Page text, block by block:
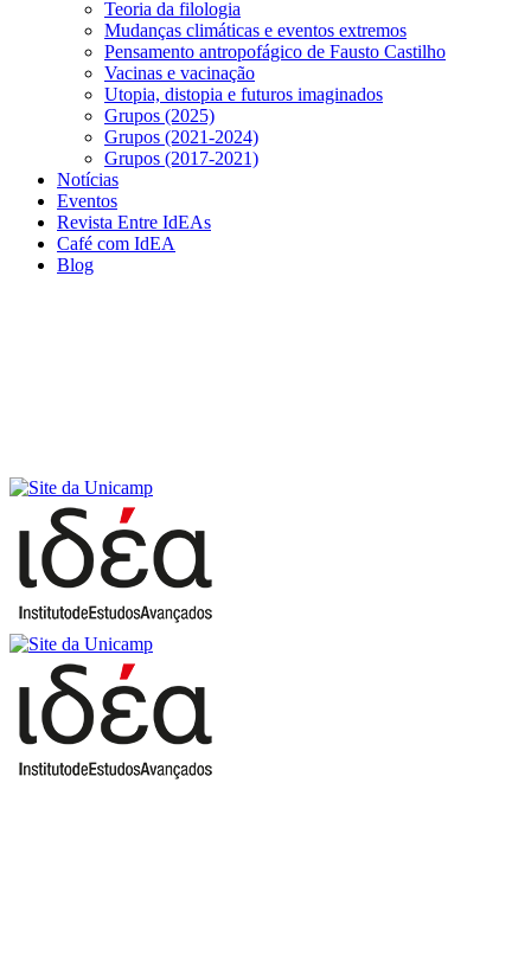
Teoria da filologia
Mudanças climáticas e eventos extremos
Pensamento antropofágico de Fausto Castilho
Vacinas e vacinação
Utopia, distopia e futuros imaginados
Grupos (2025)
Grupos (2021-2024)
Grupos (2017-2021)
Notícias
Eventos
Revista Entre IdEAs
Café com IdEA
Blog